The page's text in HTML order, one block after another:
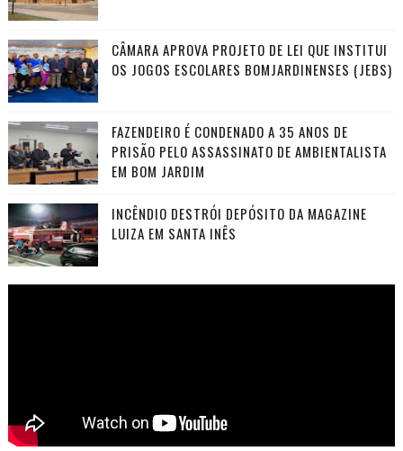
CÂMARA APROVA PROJETO DE LEI QUE INSTITUI
OS JOGOS ESCOLARES BOMJARDINENSES (JEBS)
FAZENDEIRO É CONDENADO A 35 ANOS DE
PRISÃO PELO ASSASSINATO DE AMBIENTALISTA
EM BOM JARDIM
INCÊNDIO DESTRÓI DEPÓSITO DA MAGAZINE
LUIZA EM SANTA INÊS